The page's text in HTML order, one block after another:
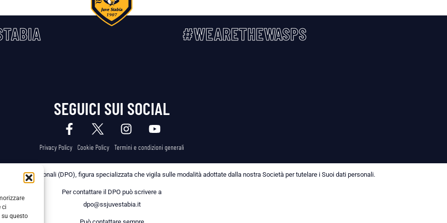
ci
questo
#WEARETHEWASPS
SEGUICI SUI SOCIAL
Privacy Policy Cookie Policy Termini e condizioni generali
dei Dati Personali (DPO), figura specializzata che vigila sulle modalità adottate dalla nostra Società per tutelare i Suoi dati personali.
Per contattare il DPO può scrivere a
dpo@ssjuvestabia.it